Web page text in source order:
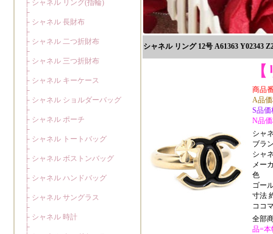
シャネル リング 12号 A61363 Y02343
商品
A品価
S品価
N品
シャ
ブラ
シャ
メー
色
ゴー
寸法
ココ
全部
品=